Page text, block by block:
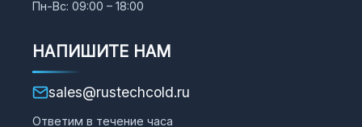
Пн-Вс: 09:00 – 18:00
НАПИШИТЕ НАМ
sales@rustechcold.ru
Ответим в течение часа